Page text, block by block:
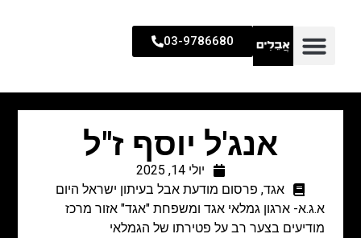
03-9786680
אנג'ל יוסף ז"ל
יולי 14, 2025
אגד, פרסום מודעת אבל בעיתון ישראל היום
א.ג.א- ארגון גמלאי אגד ומשפחת "אגד" אזור מרכז
מודיעים בצער רב על פטירתו של הגמלאי